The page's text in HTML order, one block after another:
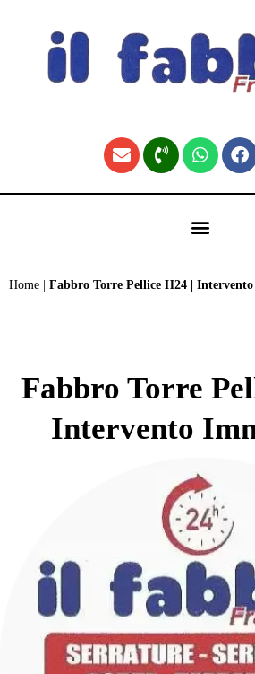
Home | Fabbro Torre Pellice H24 |
Fabbro Torre
Intervento